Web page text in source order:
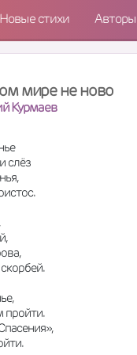
Новые стихи Авторы
мире не ново
Курмаев
слёз
пройти.